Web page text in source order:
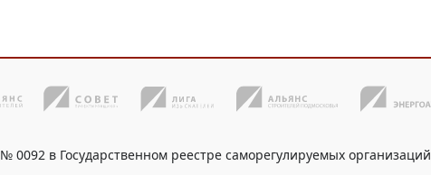
№ 0092 в Государственном реестре саморегулируемых организаций